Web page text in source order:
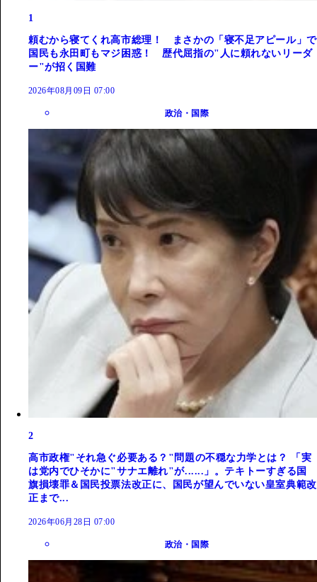
1
頼むから寝てくれ高市総理！ まさかの「寝不足アピール」で
国民も永田町もマジ困惑！ 歴代屈指の"人に頼れないリーダ
ー"が招く国難
2026年08月09日 07:00
政治・国際
2
高市政権"それ急ぐ必要ある？"問題の不穏な力学とは？ 「実
は党内でひそかに"サナエ離れ"が......」。テキトーすぎる国
旗損壊罪＆国民投票法改正に、国民が望んでいない皇室典範改
正まで...
2026年06月28日 07:00
政治・国際